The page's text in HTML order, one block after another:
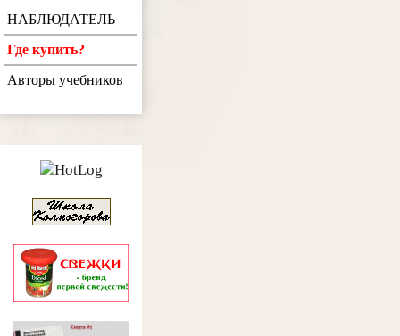
НАБЛЮДАТЕЛЬ
Где купить?
Авторы учебников